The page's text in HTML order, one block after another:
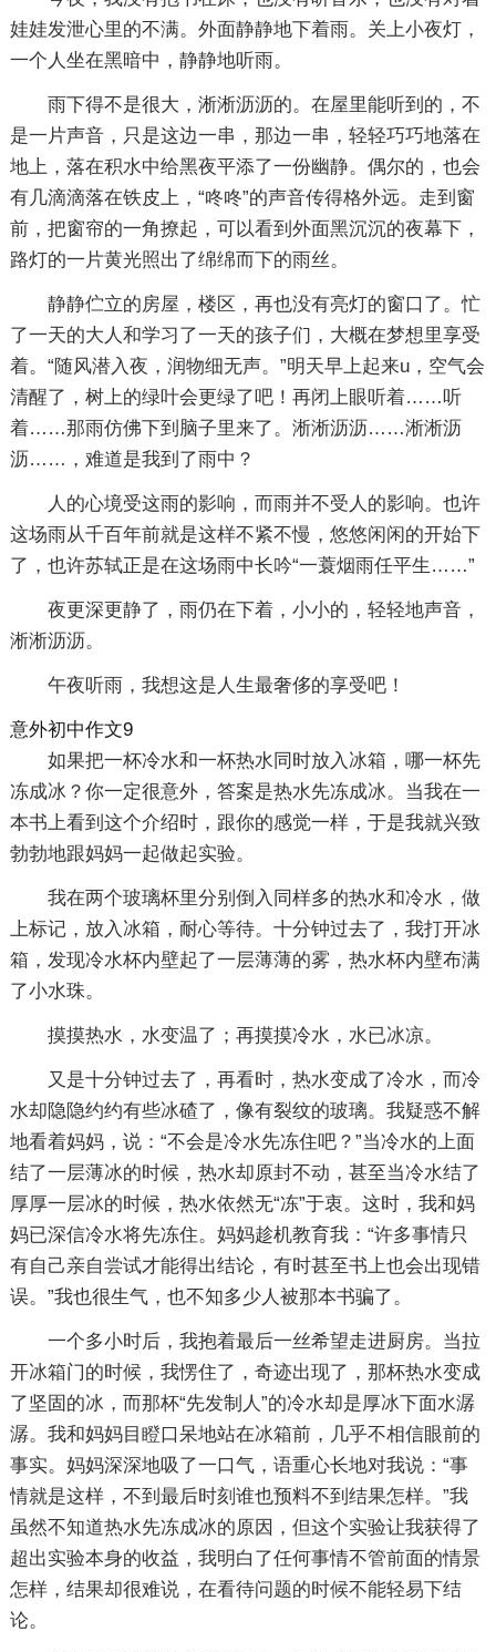
娃娃发泄心里的不满。外面静静地下着雨。关上小夜灯，
一个人坐在黑暗中，静静地听雨。
雨下得不是很大，淅淅沥沥的。在屋里能听到的，不
是一片声音，只是这边一串，那边一串，轻轻巧巧地落在
地上，落在积水中给黑夜平添了一份幽静。偶尔的，也会
有几滴滴落在铁皮上，“咚咚”的声音传得格外远。走到窗
前，把窗帘的一角撩起，可以看到外面黑沉沉的夜幕下，
路灯的一片黄光照出了绵绵而下的雨丝。
静静伫立的房屋，楼区，再也没有亮灯的窗口了。忙
了一天的大人和学习了一天的孩子们，大概在梦想里享受
着。“随风潜入夜，润物细无声。”明天早上起来u，空气会
清醒了，树上的绿叶会更绿了吧！再闭上眼听着……听
着……那雨仿佛下到脑子里来了。淅淅沥沥……淅淅沥
沥……，难道是我到了雨中？
人的心境受这雨的影响，而雨并不受人的影响。也许
这场雨从千百年前就是这样不紧不慢，悠悠闲闲的开始下
了，也许苏轼正是在这场雨中长吟“一蓑烟雨任平生……”
夜更深更静了，雨仍在下着，小小的，轻轻地声音，
淅淅沥沥。
午夜听雨，我想这是人生最奢侈的享受吧！
意外初中作文9
如果把一杯冷水和一杯热水同时放入冰箱，哪一杯先
冻成冰？你一定很意外，答案是热水先冻成冰。当我在一
本书上看到这个介绍时，跟你的感觉一样，于是我就兴致
勃勃地跟妈妈一起做起实验。
我在两个玻璃杯里分别倒入同样多的热水和冷水，做
上标记，放入冰箱，耐心等待。十分钟过去了，我打开冰
箱，发现冷水杯内壁起了一层薄薄的雾，热水杯内壁布满
了小水珠。
摸摸热水，水变温了；再摸摸冷水，水已冰凉。
又是十分钟过去了，再看时，热水变成了冷水，而冷
水却隐隐约约有些冰碴了，像有裂纹的玻璃。我疑惑不解
地看着妈妈，说：“不会是冷水先冻住吧？”当冷水的上面
结了一层薄冰的时候，热水却原封不动，甚至当冷水结了
厚厚一层冰的时候，热水依然无“冻”于衷。这时，我和妈
妈已深信冷水将先冻住。妈妈趁机教育我：“许多事情只
有自己亲自尝试才能得出结论，有时甚至书上也会出现错
误。”我也很生气，也不知多少人被那本书骗了。
一个多小时后，我抱着最后一丝希望走进厨房。当拉
开冰箱门的时候，我愣住了，奇迹出现了，那杯热水变成
了坚固的冰，而那杯“先发制人”的冷水却是厚冰下面水潺
潺。我和妈妈目瞪口呆地站在冰箱前，几乎不相信眼前的
事实。妈妈深深地吸了一口气，语重心长地对我说：“事
情就是这样，不到最后时刻谁也预料不到结果怎样。”我
虽然不知道热水先冻成冰的原因，但这个实验让我获得了
超出实验本身的收益，我明白了任何事情不管前面的情景
怎样，结果却很难说，在看待问题的时候不能轻易下结
论。